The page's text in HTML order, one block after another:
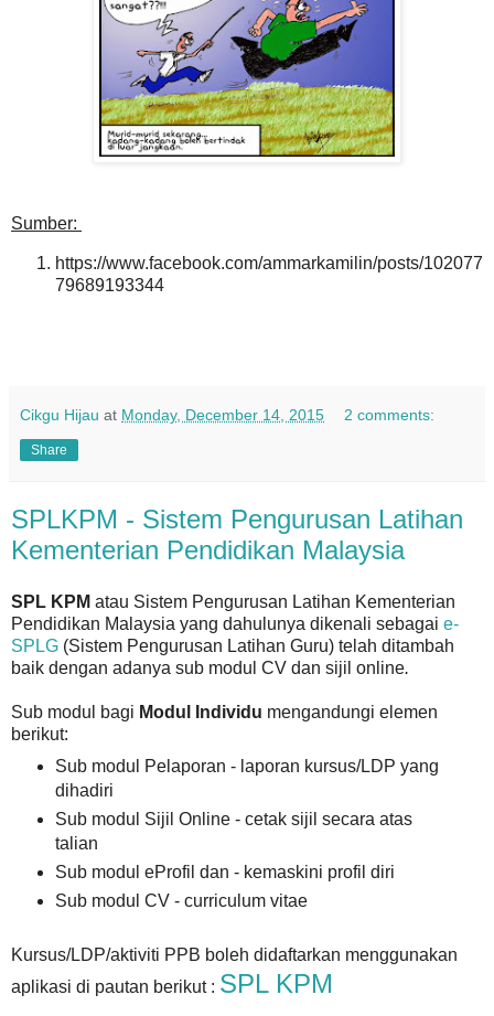
Sumber:
https://www.facebook.com/ammarkamilin/posts/102077
79689193344
Cikgu Hijau at Monday, December 14, 2015 2 comments:
Share
SPLKPM - Sistem Pengurusan Latihan
Kementerian Pendidikan Malaysia
SPL KPM atau Sistem Pengurusan Latihan Kementerian
Pendidikan Malaysia yang dahulunya dikenali sebagai e-
SPLG (Sistem Pengurusan Latihan Guru) telah ditambah
baik dengan adanya sub modul CV dan sijil online.
Sub modul bagi Modul Individu mengandungi elemen
berikut:
Sub modul Pelaporan - laporan kursus/LDP yang
dihadiri
Sub modul Sijil Online - cetak sijil secara atas
talian
Sub modul eProfil dan - kemaskini profil diri
Sub modul CV - curriculum vitae
Kursus/LDP/aktiviti PPB boleh didaftarkan menggunakan
aplikasi di pautan berikut : SPL KPM